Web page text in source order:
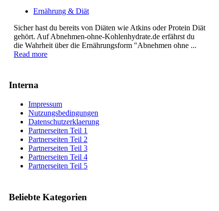
Beliebte Kategorien
Ernährung & Diät
Sicher hast du bereits von Diäten wie Atkins oder Protein Diät
gehört. Auf Abnehmen-ohne-Kohlenhydrate.de erfährst du
die Wahrheit über die Ernährungsform "Abnehmen ohne ...
Read more
Interna
Impressum
Nutzungsbedingungen
Datenschutzerklaerung
Partnerseiten Teil 1
Partnerseiten Teil 2
Partnerseiten Teil 3
Partnerseiten Teil 4
Partnerseiten Teil 5